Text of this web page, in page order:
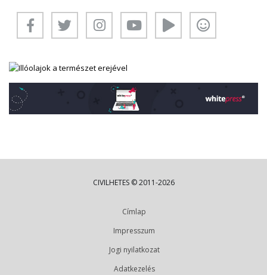
CIVILHETES © 2011-2026
Címlap
Impresszum
Jogi nyilatkozat
Adatkezelés